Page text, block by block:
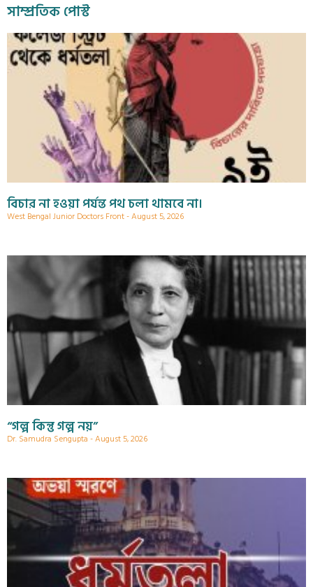
সাম্প্রতিক পোস্ট
বিচার না হওয়া পর্যন্ত পথ চলা থামবে না।
West Bengal Junior Doctors Front August 5, 2026
“গল্প কিন্তু গল্প নয়”
Dr. Samudra Sengupta August 5, 2026